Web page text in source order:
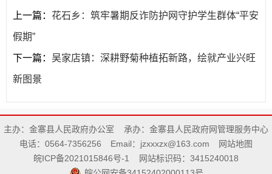
上一篇： 花石乡：筑牢暑期反诈防护网守护学生群体“平安
假期”
下一篇： 吴家店镇：深耕野菊种植拓新路，绘就产业兴旺
新图景
主办：金寨县人民政府办公室
承办：金寨县人民政府网管理服务中心
电话：0564-7356256
Email：jzxxxzx@163.com
网站地图
皖ICP备2021015846号-1
网站标识码：3415240018